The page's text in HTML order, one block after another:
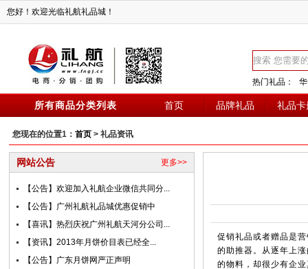
您好！欢迎光临礼航礼品城！
热门礼品：
所有商品分类列表 首页 品牌礼品 礼品卡
您现在的位置1： 首页 > 礼品资讯
更多>>
网站公告
【公告】欢迎加入礼航企业微信共同分...
【公告】广州礼航礼品城优惠促销中
【喜讯】热烈庆祝广州礼航天河分公司...
【资讯】2013年月饼价目表已经全...
【公告】广东月饼网严正声明
促销礼品或者赠品是
的助推器。从逐年上
的物料，却很少有企